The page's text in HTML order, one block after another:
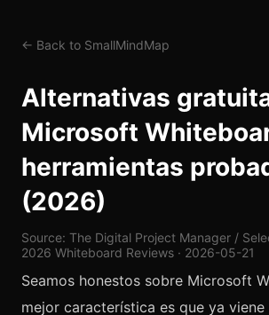
← Back to SmallMindMap
Alternativas
Microsoft
herramientas
(2026)
Source: The Digital Project Manager /
2026 Whiteboard Reviews · 2026-05-21
Seamos honestos sobre Microsoft
mejor característica es que ya